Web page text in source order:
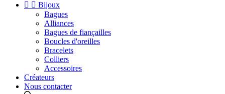
  Bijoux
Bagues
Alliances
Bagues de fiançailles
Boucles d'oreilles
Bracelets
Colliers
Accessoires
Créateurs
Nous contacter